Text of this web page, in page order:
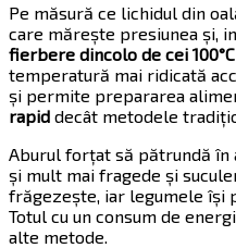
Pe măsură ce lichidul din
care mărește presiunea și,
fierbere dincolo de cei
temperatură mai ridicată
și permite prepararea
rapid decât metodele
Aburul forțat să pătrundă în
și mult mai fragede și
frăgezește, iar legumele își
Totul cu un consum de
alte metode.